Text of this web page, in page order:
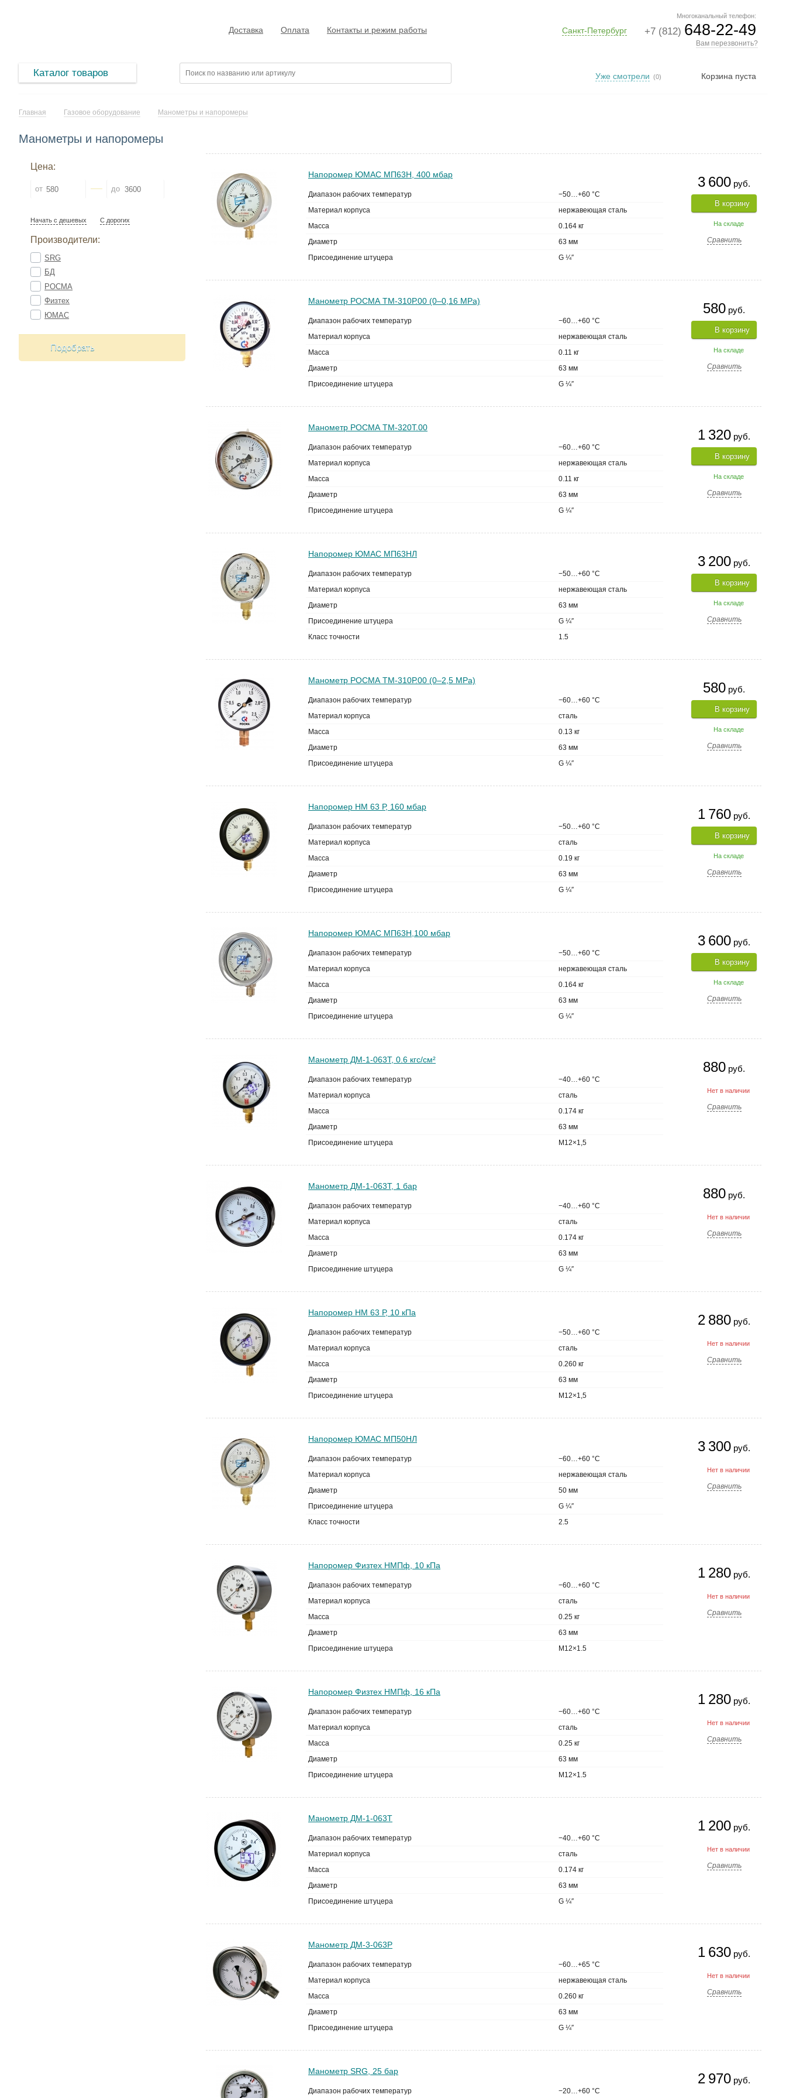
Многоканальный телефон:
+7 (812) 648-22-49
Вам перезвонить?
Санкт-Петербург
Доставка Оплата Контакты и режим работы
Каталог товаров Корзина пуста
Уже смотрели (0)
Главная Газовое оборудование Манометры и напоромеры
Манометры и напоромеры
Цена:
от до
Начать с дешевых С дорогих
Производители:
SRG
БД
РОСМА
Физтех
ЮМАС
Подобрать
3 600 руб.
В корзину
На складе
Сравнить
Напоромер ЮМАС МП63Н, 400 мбар
Диапазон рабочих температур
−50…+60 °С
Материал корпуса
нержавеющая сталь
Масса
0.164 кг
Диаметр
63 мм
Присоединение штуцера
G ¼″
580 руб.
В корзину
На складе
Сравнить
Манометр РОСМА ТМ-310Р.00 (0–0,16 MPa)
Диапазон рабочих температур
−60…+60 °С
Материал корпуса
нержавеющая сталь
Масса
0.11 кг
Диаметр
63 мм
Присоединение штуцера
G ¼″
1 320 руб.
В корзину
На складе
Сравнить
Манометр РОСМА ТМ-320Т.00
Диапазон рабочих температур
−60…+60 °С
Материал корпуса
нержавеющая сталь
Масса
0.11 кг
Диаметр
63 мм
Присоединение штуцера
G ¼″
3 200 руб.
В корзину
На складе
Сравнить
Напоромер ЮМАС МП63НЛ
Диапазон рабочих температур
−50…+60 °С
Материал корпуса
нержавеющая сталь
Диаметр
63 мм
Присоединение штуцера
G ¼″
Класс точности
1.5
580 руб.
В корзину
На складе
Сравнить
Манометр РОСМА ТМ-310Р.00 (0–2,5 MPa)
Диапазон рабочих температур
−60…+60 °С
Материал корпуса
сталь
Масса
0.13 кг
Диаметр
63 мм
Присоединение штуцера
G ¼″
1 760 руб.
В корзину
На складе
Сравнить
Напоромер НМ 63 Р, 160 мбар
Диапазон рабочих температур
−50…+60 °С
Материал корпуса
сталь
Масса
0.19 кг
Диаметр
63 мм
Присоединение штуцера
G ¼″
3 600 руб.
В корзину
На складе
Сравнить
Напоромер ЮМАС МП63Н,100 мбар
Диапазон рабочих температур
−50…+60 °С
Материал корпуса
нержавеющая сталь
Масса
0.164 кг
Диаметр
63 мм
Присоединение штуцера
G ¼″
880 руб.
Нет в наличии
Сравнить
Манометр ДМ-1-063Т, 0.6 кгс/см²
Диапазон рабочих температур
−40…+60 °С
Материал корпуса
сталь
Масса
0.174 кг
Диаметр
63 мм
Присоединение штуцера
M12×1,5
880 руб.
Нет в наличии
Сравнить
Манометр ДМ-1-063Т, 1 бар
Диапазон рабочих температур
−40…+60 °С
Материал корпуса
сталь
Масса
0.174 кг
Диаметр
63 мм
Присоединение штуцера
G ¼″
2 880 руб.
Нет в наличии
Сравнить
Напоромер НМ 63 Р, 10 кПа
Диапазон рабочих температур
−50…+60 °С
Материал корпуса
сталь
Масса
0.260 кг
Диаметр
63 мм
Присоединение штуцера
M12×1,5
3 300 руб.
Нет в наличии
Сравнить
Напоромер ЮМАС МП50НЛ
Диапазон рабочих температур
−60…+60 °С
Материал корпуса
нержавеющая сталь
Диаметр
50 мм
Присоединение штуцера
G ¼″
Класс точности
2.5
1 280 руб.
Нет в наличии
Сравнить
Напоромер Физтех НМПф, 10 кПа
Диапазон рабочих температур
−60…+60 °С
Материал корпуса
сталь
Масса
0.25 кг
Диаметр
63 мм
Присоединение штуцера
M12×1.5
1 280 руб.
Нет в наличии
Сравнить
Напоромер Физтех НМПф, 16 кПа
Диапазон рабочих температур
−60…+60 °С
Материал корпуса
сталь
Масса
0.25 кг
Диаметр
63 мм
Присоединение штуцера
M12×1.5
1 200 руб.
Нет в наличии
Сравнить
Манометр ДМ-1-063Т
Диапазон рабочих температур
−40…+60 °С
Материал корпуса
сталь
Масса
0.174 кг
Диаметр
63 мм
Присоединение штуцера
G ¼″
1 630 руб.
Нет в наличии
Сравнить
Манометр ДМ-3-063Р
Диапазон рабочих температур
−60…+65 °С
Материал корпуса
нержавеющая сталь
Масса
0.260 кг
Диаметр
63 мм
Присоединение штуцера
G ¼″
2 970 руб.
Манометр SRG, 25 бар
Диапазон рабочих температур −20…+60 °С